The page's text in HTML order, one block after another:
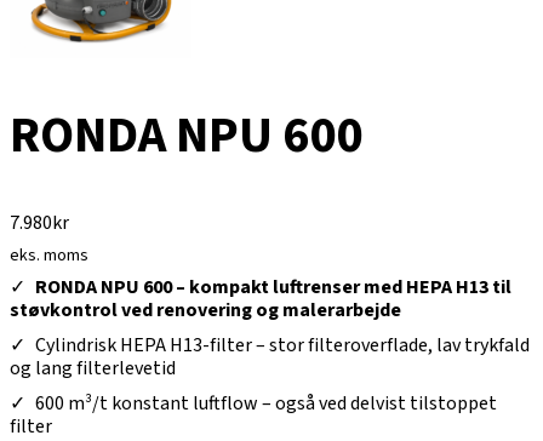
RONDA NPU 600
7.980kr
eks. moms
RONDA NPU 600 – kompakt luftrenser med HEPA H13 til
støvkontrol ved renovering og malerarbejde
Cylindrisk HEPA H13-filter – stor filteroverflade, lav trykfald
og lang filterlevetid
600 m³/t konstant luftflow – også ved delvist tilstoppet
filter